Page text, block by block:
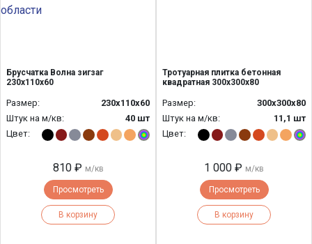
Брусчатка Волна зигзаг
230х110х60
Размер:
230х110х60
Штук на м/кв:
40 шт
Цвет:
810 ₽ м/кв
Просмотреть
В корзину
Тротуарная плитка бетонная
квадратная 300х300х80
Размер:
300х300х80
Штук на м/кв:
11,1 шт
Цвет:
1 000 ₽ м/кв
Просмотреть
В корзину